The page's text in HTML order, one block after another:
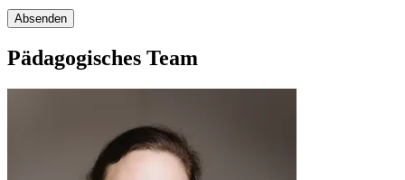
Absenden
Pädagogisches Team